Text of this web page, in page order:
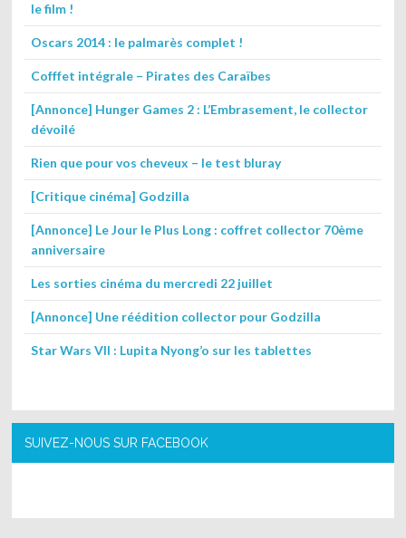
le film !
Oscars 2014 : le palmarès complet !
Cofffet intégrale – Pirates des Caraïbes
[Annonce] Hunger Games 2 : L’Embrasement, le collector
dévoilé
Rien que pour vos cheveux – le test bluray
[Critique cinéma] Godzilla
[Annonce] Le Jour le Plus Long : coffret collector 70ème
anniversaire
Les sorties cinéma du mercredi 22 juillet
[Annonce] Une réédition collector pour Godzilla
Star Wars VII : Lupita Nyong’o sur les tablettes
SUIVEZ-NOUS SUR FACEBOOK